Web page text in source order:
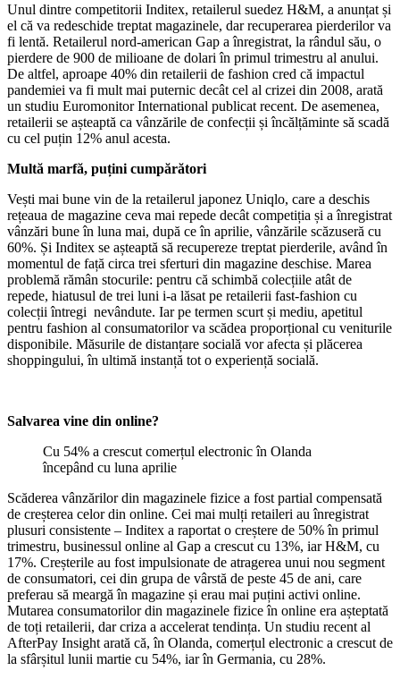
Unul dintre competitorii Inditex, retailerul suedez H&M, a anunțat și
el că va redeschide treptat magazinele, dar recuperarea pierderilor va
fi lentă. Retailerul nord-american Gap a înregistrat, la rândul său, o
pierdere de 900 de milioane de dolari în primul trimestru al anului.
De altfel, aproape 40% din retailerii de fashion cred că impactul
pandemiei va fi mult mai puternic decât cel al crizei din 2008, arată
un studiu Euromonitor International publicat recent. De asemenea,
retailerii se așteaptă ca vânzările de confecții și încălțăminte să scadă
cu cel puțin 12% anul acesta.
Multă marfă, puțini cumpărători
Vești mai bune vin de la retailerul japonez Uniqlo, care a deschis
rețeaua de magazine ceva mai repede decât competiția și a înregistrat
vânzări bune în luna mai, după ce în aprilie, vânzările scăzuseră cu
60%. Și Inditex se așteaptă să recupereze treptat pierderile, având în
momentul de față circa trei sferturi din magazine deschise. Marea
problemă rămân stocurile: pentru că schimbă colecțiile atât de
repede, hiatusul de trei luni i-a lăsat pe retailerii fast-fashion cu
colecții întregi nevândute. Iar pe termen scurt și mediu, apetitul
pentru fashion al consumatorilor va scădea proporțional cu veniturile
disponibile. Măsurile de distanțare socială vor afecta și plăcerea
shoppingului, în ultimă instanță tot o experiență socială.
Salvarea vine din online?
Cu 54% a crescut comerțul electronic în Olanda
începând cu luna aprilie
Scăderea vânzărilor din magazinele fizice a fost partial compensată
de creșterea celor din online. Cei mai mulți retaileri au înregistrat
plusuri consistente – Inditex a raportat o creștere de 50% în primul
trimestru, businessul online al Gap a crescut cu 13%, iar H&M, cu
17%. Creșterile au fost impulsionate de atragerea unui nou segment
de consumatori, cei din grupa de vârstă de peste 45 de ani, care
preferau să meargă în magazine și erau mai puțini activi online.
Mutarea consumatorilor din magazinele fizice în online era așteptată
de toți retailerii, dar criza a accelerat tendința. Un studiu recent al
AfterPay Insight arată că, în Olanda, comerțul electronic a crescut de
la sfârșitul lunii martie cu 54%, iar în Germania, cu 28%.